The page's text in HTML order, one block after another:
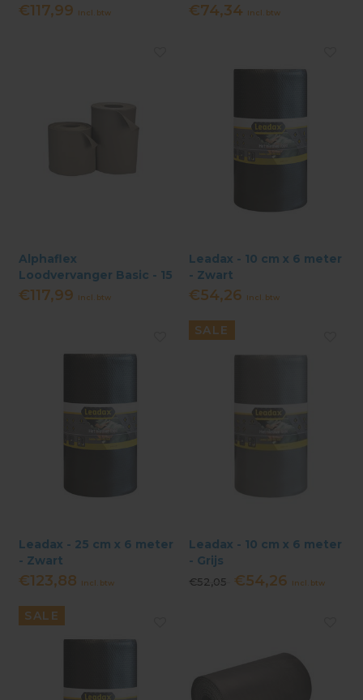
5 meter - Zwart
€117,99 Incl. btw €74,34 Incl. btw
Alphaflex
Loodvervanger Basic - 15
cm x 10 meter - Grijs
€117,99 Incl. btw
Leadax - 10 cm x 6 meter
- Zwart
€54,26 Incl. btw
Leadax - 25 cm x 6 meter
- Zwart
€123,88 Incl. btw
SALE
Leadax - 10 cm x 6 meter
- Grijs
€52,05 €54,26 Incl. btw
SALE